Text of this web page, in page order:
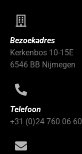
Bezoekadres
Kerkenbos 10-15E
6546 BB Nijmegen
Telefoon
+31 (0)24 760 06 60